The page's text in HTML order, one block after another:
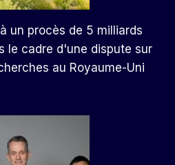
un procès de 5 milliards
le cadre d'une dispute sur
au Royaume-Uni